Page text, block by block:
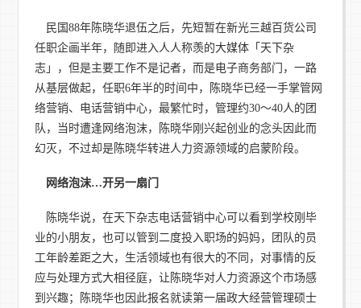
民国88年陈晓华退伍之后，先短暂在新光三越百货公司
任职企画半年，随即进入人人称羡的大媒体「天下杂
志」，但是主要工作不是记者，而是电子商务部门，一路
从基层做起，任职6年半的时间中，陈晓华已经一手掌管网
络营销、电话营销中心，最繁忙时，管理约30～40人的团
队，当时遭逢网络泡沫，陈晓华刚兴起创业的念头因此而
幻灭，不过却是陈晓华转进人力资源领域的启蒙阶段。
网络泡沫…开另一扇门
陈晓华说，在天下杂志电话营销中心可以看到学校刚毕
业的小朋友，也可以管到二度投入职场的妈妈，团队的员
工年龄差距之大，生活领域也有很大的不同，对事情的反
应与处理方式大相径庭，让陈晓华对人力资源这个市场感
到兴趣；陈晓华也因此报名就读第一届政大经营管理硕士